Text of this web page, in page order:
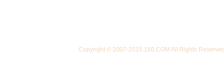
Copyright © 2007-2015 160.COM All Rights